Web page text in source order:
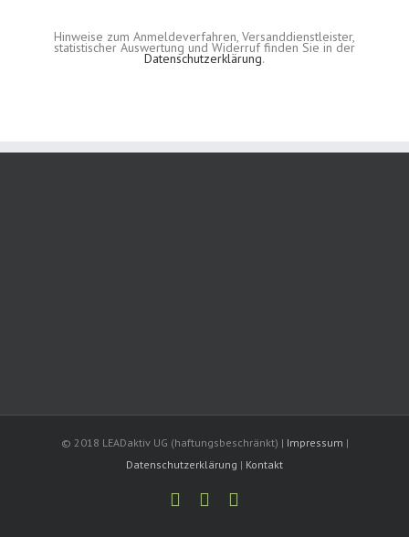
Hinweise zum Anmeldeverfahren, Versanddienstleister,
statistischer Auswertung und Widerruf finden Sie in der
Datenschutzerklärung.
© 2018 LEADaktiv UG (haftungsbeschränkt) | Impressum |
Datenschutzerklärung | Kontakt